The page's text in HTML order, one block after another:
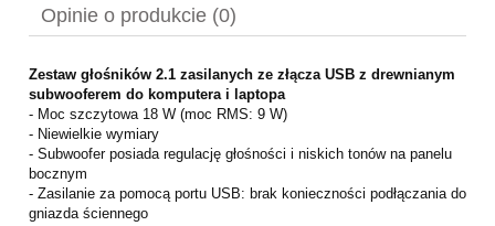
Opinie o produkcie (0)
Zestaw głośników 2.1 zasilanych ze złącza USB z drewnianym
subwooferem do komputera i laptopa
- Moc szczytowa 18 W (moc RMS: 9 W)
- Niewielkie wymiary
- Subwoofer posiada regulację głośności i niskich tonów na panelu
bocznym
- Zasilanie za pomocą portu USB: brak konieczności podłączania do
gniazda ściennego